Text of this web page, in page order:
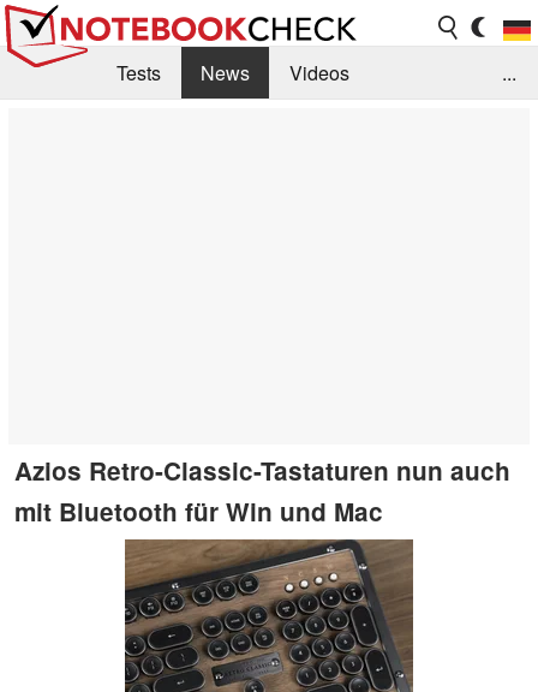
Tests News
Videos
...
Azios Retro-Classic-Tastaturen nun auch
mit Bluetooth für Win und Mac